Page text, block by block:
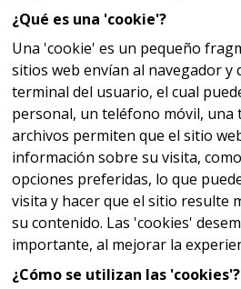
¿Qué es una 'cookie'?
Una 'cookie' es un pequeño
sitios web envían al navegador y
terminal del usuario, el cual
personal, un teléfono móvil, una
archivos permiten que el sitio
información sobre su visita,
opciones preferidas, lo que
visita y hacer que el sitio resulte
su contenido. Las 'cookies'
importante, al mejorar la
¿Cómo se utilizan las 'cookies'?